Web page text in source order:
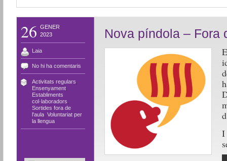
26 GENER
2023
Laia
No hi ha comentaris
Activitats regulars
Ensenyament,
Establiments
col·laboradors
Sortides fora de
l'aula, Voluntariat per
la llengua
Nova píndola – Fora
I